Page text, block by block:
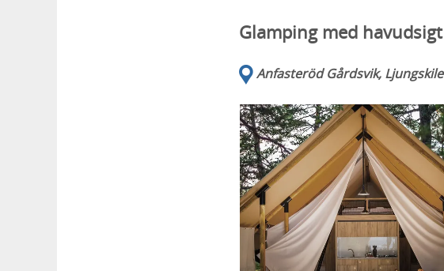
Glamping med havudsigt
Anfasteröd Gårdsvik, Ljungskile